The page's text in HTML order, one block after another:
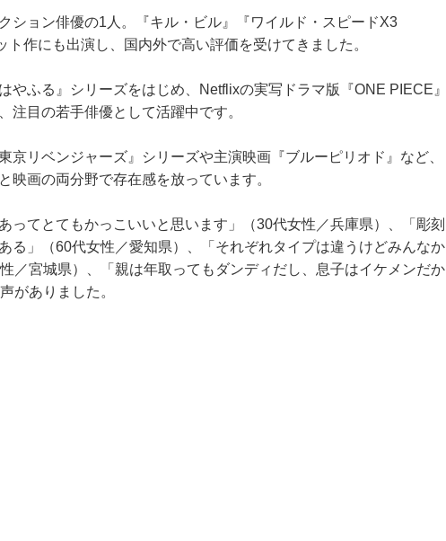
ション俳優の1人。『キル・ビル』『ワイルド・スピードX3
作にも出演し、国内外で高い評価を受けてきました。
やふる』シリーズをはじめ、Netflixの実写ドラマ版『ONE PIECE』
注目の若手俳優として活躍中です。
京リベンジャーズ』シリーズや主演映画『ブルーピリオド』など、
映画の両分野で存在感を放っています。
ってとてもかっこいいと思います」（30代女性／兵庫県）、「彫刻
る」（60代女性／愛知県）、「それぞれタイプは違うけどみんなか
／宮城県）、「親は年取ってもダンディだし、息子はイケメンだか
がありました。